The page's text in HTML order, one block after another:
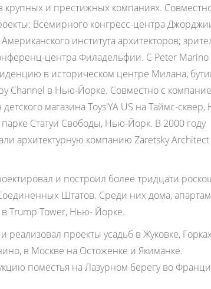
крупных и престижных компаниях.
Всемирного конгресс-центра
института архитекторов;
центра Филадельфии. С Peter Marino
в историческом центре Милана,
Channel в Нью-Йорке. Совместно с
магазина Toys'YA US на Таймс-
Статуи Свободы, Нью-Йорк. В 2000 году
архитектурную компанию Zaretsky Architect
и построил более тридцати
Штатов. Среди них дома,
Trump Tower, Нью- Йорке.
проекты усадьб в Жуковке,
в Москве на Остоженке и Якиманке.
поместья на Лазурном берегу во